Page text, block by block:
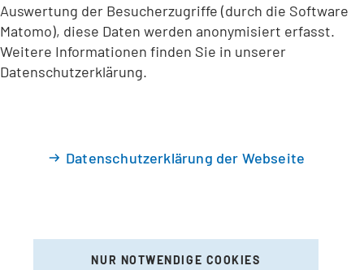
Auswertung der Besucherzugriffe (durch die Software
Matomo), diese Daten werden anonymisiert erfasst.
Weitere Informationen finden Sie in unserer
Datenschutzerklärung.
Datenschutzerklärung der Webseite
NUR NOTWENDIGE COOKIES